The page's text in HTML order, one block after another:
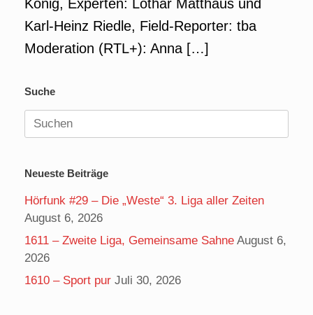
König, Experten: Lothar Matthäus und
Karl-Heinz Riedle, Field-Reporter: tba
Moderation (RTL+): Anna […]
Suche
Suchen
nach:
Neueste Beiträge
Hörfunk #29 – Die „Weste“ 3. Liga aller Zeiten
August 6, 2026
1611 – Zweite Liga, Gemeinsame Sahne August 6,
2026
1610 – Sport pur Juli 30, 2026